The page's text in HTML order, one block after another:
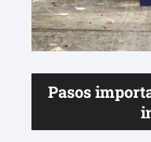
Pasos